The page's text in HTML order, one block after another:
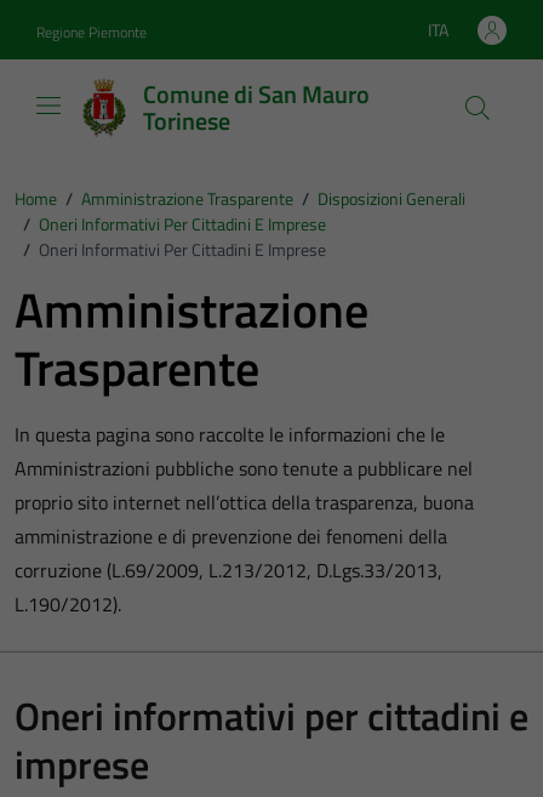
Regione Piemonte Lingua attiva:
ITA
Comune di San Mauro
Torinese
Home / Amministrazione Trasparente / Disposizioni Generali
/ Oneri Informativi Per Cittadini E Imprese
/ Oneri Informativi Per Cittadini E Imprese
Amministrazione
Trasparente
In questa pagina sono raccolte le informazioni che le
Amministrazioni pubbliche sono tenute a pubblicare nel
proprio sito internet nell’ottica della trasparenza, buona
amministrazione e di prevenzione dei fenomeni della
corruzione (L.69/2009, L.213/2012, D.Lgs.33/2013,
L.190/2012).
Oneri informativi per cittadini e
imprese